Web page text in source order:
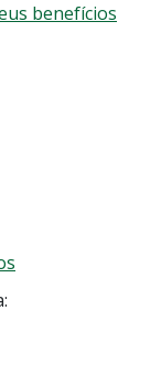
benefícios